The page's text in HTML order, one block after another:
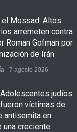
Mossad: Altos
arremeten contra
Roman Gofman por
de Irán
7 agosto 2026
judíos
víctimas de
antisemita en
una creciente